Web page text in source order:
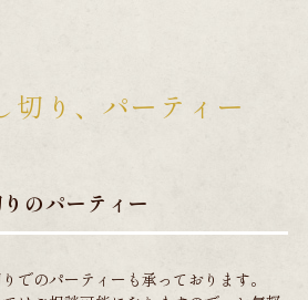
切り、パーティー
のパーティー
でのパーティーも承っております。